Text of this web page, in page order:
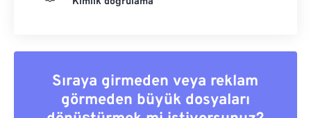
Sıraya girmeden veya reklam
görmeden büyük dosyaları